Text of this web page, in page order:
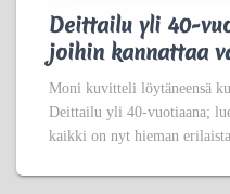
Deittailu yli 40-
joihin kannattaa
Moni kuvitteli löytäneensä
Deittailu yli 40-vuotiaana;
kaikki on nyt hieman